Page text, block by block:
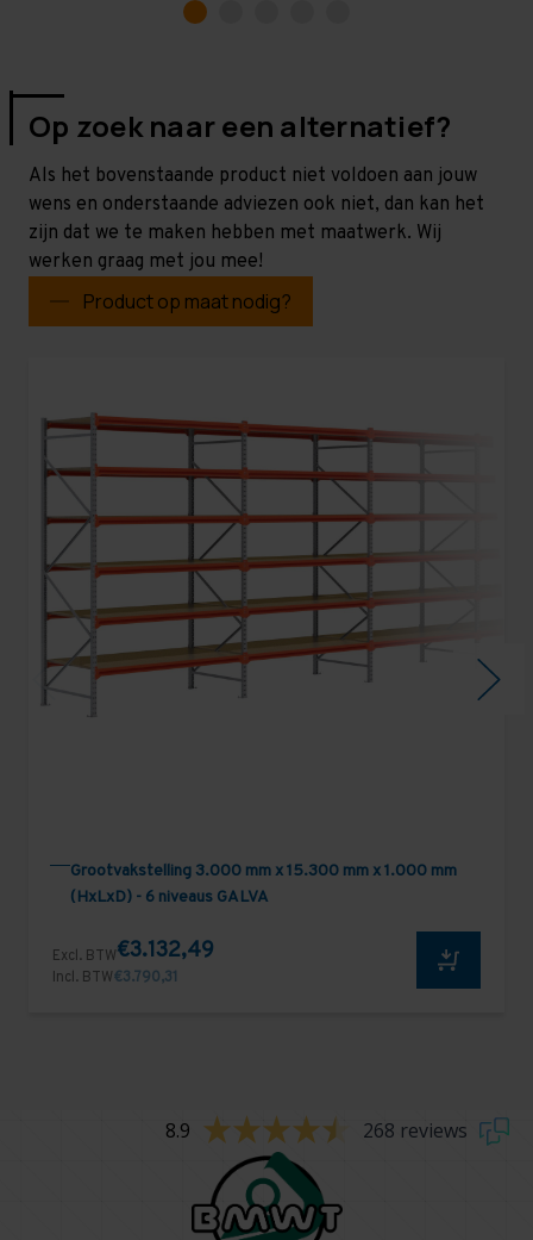
Op zoek naar een alternatief?
Als het bovenstaande product niet voldoen aan jouw
wens en onderstaande adviezen ook niet, dan kan het
zijn dat we te maken hebben met maatwerk. Wij
werken graag met jou mee!
Product op maat nodig?
Grootvakstelling 3.000 mm x 15.300 mm x 1.000 mm
(HxLxD) - 6 niveaus GALVA
Excl. BTW€3.132,49
Incl. BTW€3.790,31
8.9 268 reviews